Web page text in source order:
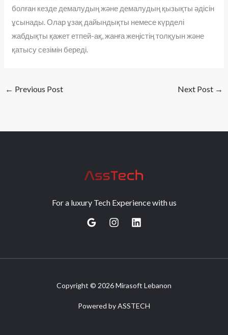
болған кезде демалудың және демалудың қызықты әдісін
ұсынады. Олар ұзақ дайындықты немесе күрделі
жабдықты қажет етпей-ақ, жанға жеңістің толқуын және
қатысу сезімін береді.
← Previous Post Next Post →
For a luxury Tech Experience with us
Copyright © 2026 Mirasoft Lebanon
Powered by ASSTECH